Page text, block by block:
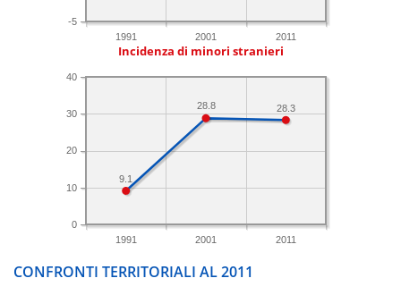
1991 2001 2011
-5
Incidenza di minori stranieri
1991 2001 2011
0
10
20
30
40
28.3
28.8
9.1
CONFRONTI TERRITORIALI AL 2011